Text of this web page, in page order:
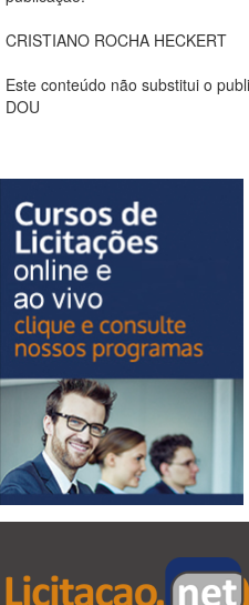
CRISTIANO ROCHA HECKERT
Este conteúdo não substitui o
DOU